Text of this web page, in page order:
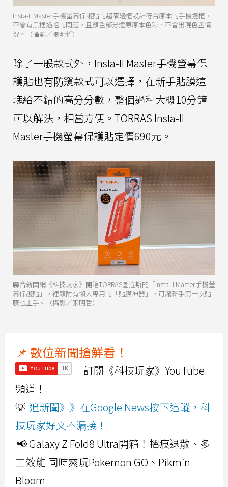
Insta-II Master手機螢幕保護貼的超窄邊框設計符合原本的手機邊框，
不會有黑框過粗的問題，且顏色部分還原原本色彩、不會出現色差情
況。（攝影／張明哲）
除了一般款式外，Insta-II Master手機螢幕保
護貼也有防窺款式可以選擇，在新手貼膜這
塊給不錯的高分分數，整個過程大概10分鐘
可以解決，相當方便。TORRAS Insta-II
Master手機螢幕保護貼定價690元。
聯合新聞網《科技玩家》開箱TORRAS圖拉斯的「Insta-II Master手機螢
幕保護貼」，裡頭附有懶人專用的「貼膜神器」，可讓新手第一次貼
膜也上手。（攝影／張明哲）
📌 數位新聞搶鮮看！
訂閱《科技玩家》YouTube
頻道！
💡 追新聞》》在Google News按下追蹤，科
技玩家好文不漏接！
📢 Galaxy Z Fold8 Ultra開箱！摺痕退散、多
工效能 同時爽玩Pokemon GO、Pikmin
Bloom